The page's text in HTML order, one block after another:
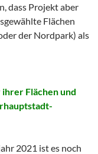
dass Projekt aber
Flächen
der Nordpark) als
Flächen und
2021 ist es noch